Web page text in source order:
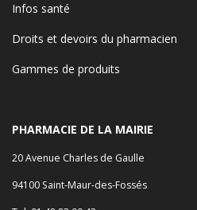
Infos santé
Droits et devoirs du pharmacien
Gammes de produits
PHARMACIE DE LA MAIRIE
20 Avenue Charles de Gaulle
94100 Saint-Maur-des-Fossés